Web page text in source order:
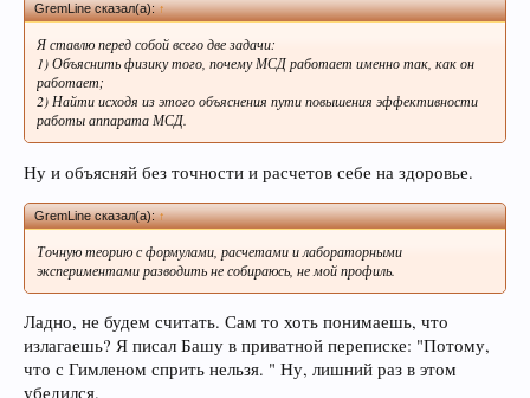
GremLine сказал(а):↑
Я ставлю перед собой всего две задачи:
1) Объяснить физику того, почему МСД работает именно так, как он
работает;
2) Найти исходя из этого объяснения пути повышения эффективности
работы аппарата МСД.
Ну и объясняй без точности и расчетов себе на здоровье.
GremLine сказал(а):↑
Точную теорию с формулами, расчетами и лабораторными
экспериментами разводить не собираюсь, не мой профиль.
Ладно, не будем считать. Сам то хоть понимаешь, что
излагаешь? Я писал Башу в приватной переписке: "Потому,
что с Гимленом сприть нельзя. " Ну, лишний раз в этом
убедился.